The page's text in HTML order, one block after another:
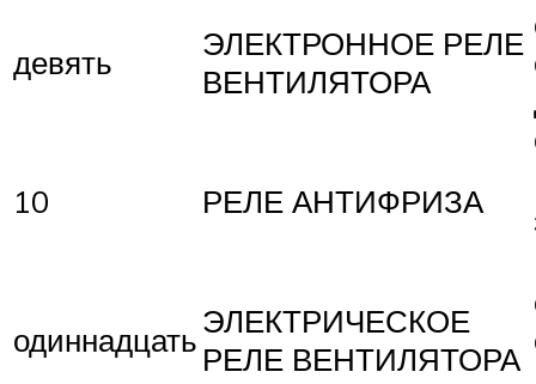
девять
ЭЛЕКТРОННОЕ РЕЛЕ
ВЕНТИЛЯТОРА
10
РЕЛЕ АНТИФРИЗА
одиннадцатьЭЛЕКТРИЧЕСКОЕ
РЕЛЕ ВЕНТИЛЯТОРА